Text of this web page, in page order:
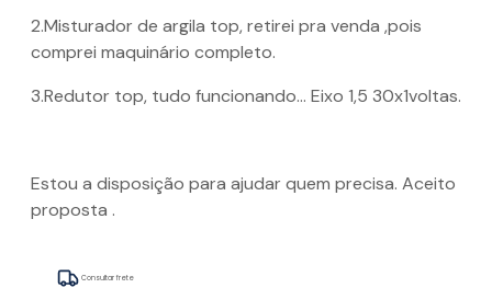
2.Misturador de argila top, retirei pra venda ,pois
comprei maquinário completo.
3.Redutor top, tudo funcionando... Eixo 1,5 30x1voltas.
Estou a disposição para ajudar quem precisa. Aceito
proposta .
Consultar frete